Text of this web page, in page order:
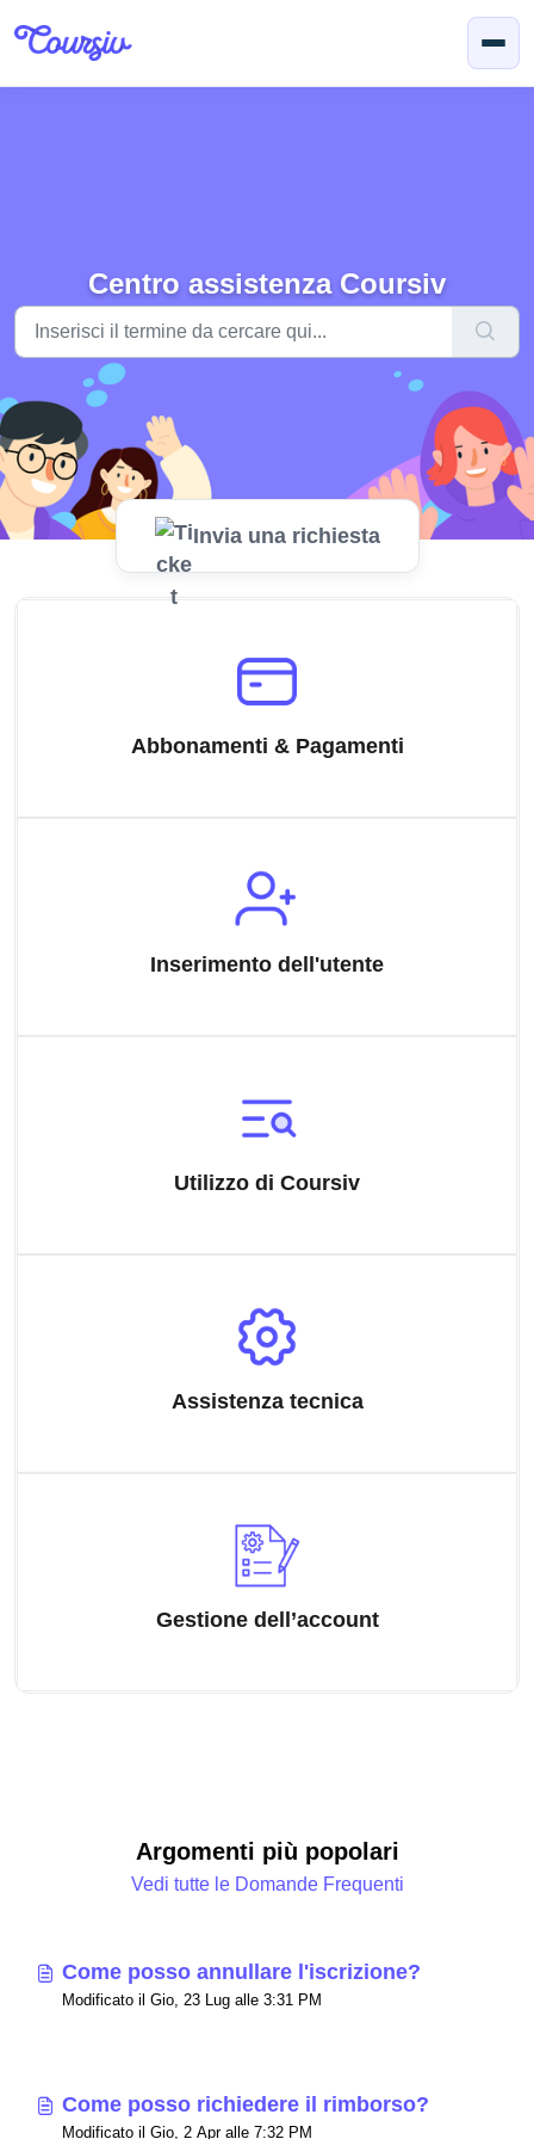
Centro assistenza Coursiv
Invia una richiesta
Abbonamenti & Pagamenti
Inserimento dell'utente
Utilizzo di Coursiv
Assistenza tecnica
Gestione dell’account
Argomenti più popolari
Vedi tutte le Domande Frequenti
Come posso annullare l'iscrizione?
Modificato il Gio, 23 Lug alle 3:31 PM
Come posso richiedere il rimborso?
Modificato il Gio, 2 Apr alle 7:32 PM